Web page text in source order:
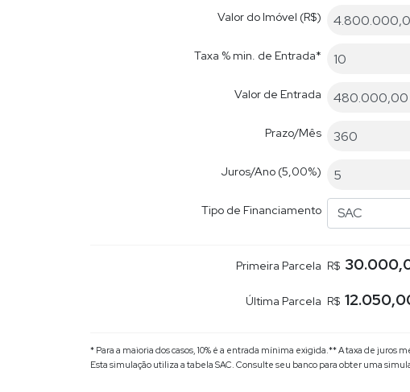
Valor do Imóvel (R$)
Taxa % min. de Entrada*
Valor de Entrada
Prazo/Mês
Juros/Ano (5,00%)
Tipo de Financiamento SAC
Primeira Parcela R$
Última Parcela R$
* Para a maioria dos casos, 10% é a entrada mínima exigida.** A taxa de juros
Esta simulação utiliza a tabela SAC. Consulte seu banco para obter uma